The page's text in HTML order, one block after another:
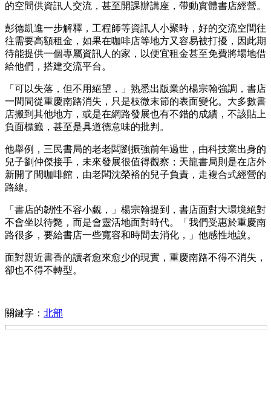
的空間供資訊人交流，甚至開課辦講座，帶動實體書店經營。
彭德凱進一步解釋，工程師等資訊人小聚時，好的交流空間往
往需要高額租金，如果在咖啡店等地方又容易被打擾，因此期
待能提供一個專屬資訊人的家，以便宜租金甚至免費將場地借
給他們，搭建交流平台。
「可以失落，但不用絕望，」熟悉出版業的楊宗翰強調，書店
一間間從重慶南路消失，只是枝微末節的表面變化。大多數書
店搬到其他地方，或是在網路發展也有不錯的成績，不該貼上
負面標籤，甚至是具道德意味的批判。
他舉例，三民書局的老老闆劉振強前年過世，由科技業出身的
兒子劉仲傑接手，未來發展很值得觀察；天龍書局則是在店外
新開了間咖啡館，由老闆沈榮裕的兒子負責，走複合式經營的
路線。
「書店的韌性不容小覷，」楊宗翰提到，書店面對大環境絕對
不會坐以待斃，而是會靈活地面對時代。「我們受惠於重慶南
路很多，要給書店一些寬容和時間去消化，」他感性地說。
面對親近書香的讀者愈來愈少的現實，重慶南路不得不消失，
卻也不得不轉型。
關鍵字： 北部